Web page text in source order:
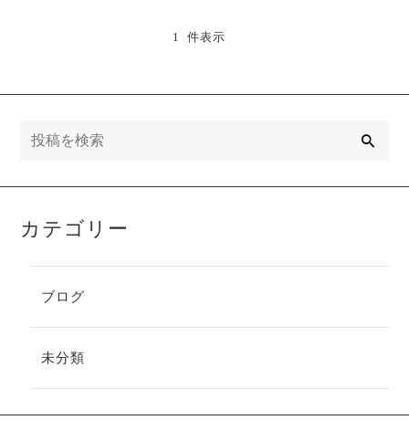
1 件表示
カテゴリー
ブログ
未分類